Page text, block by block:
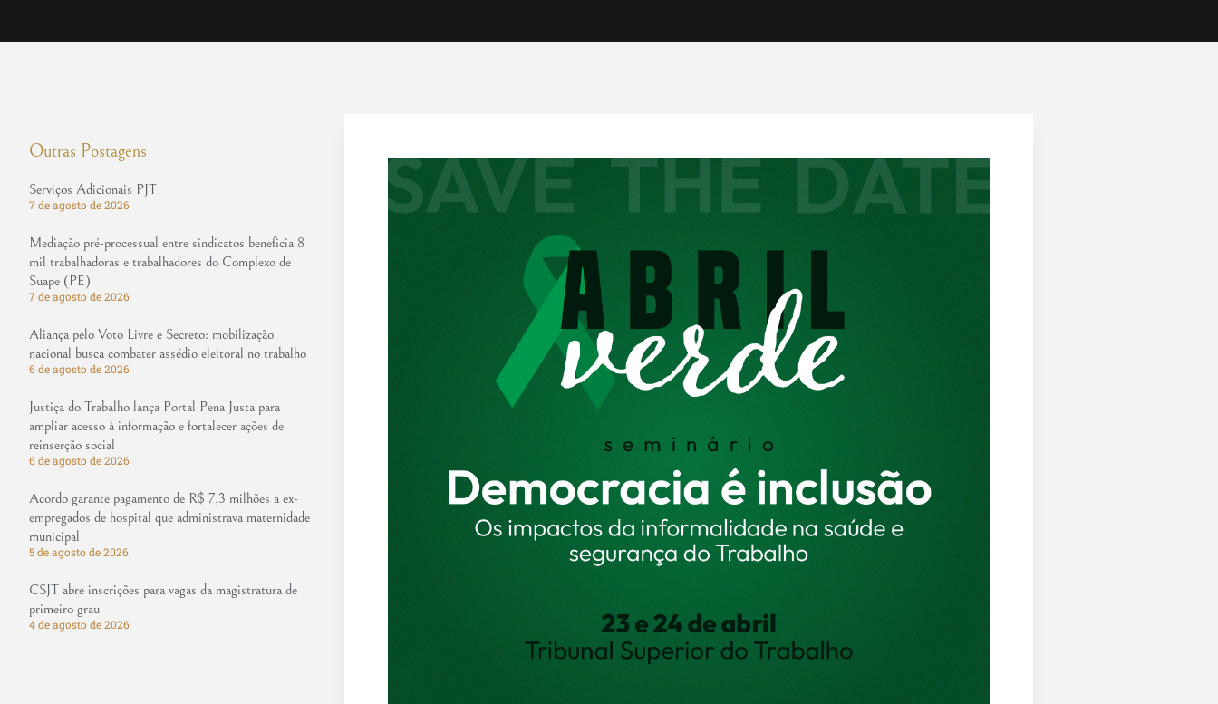
Outras Postagens
Serviços Adicionais PJT
7 de agosto de 2026
Mediação pré-processual entre sindicatos beneficia 8
mil trabalhadoras e trabalhadores do Complexo de
Suape (PE)
7 de agosto de 2026
Aliança pelo Voto Livre e Secreto: mobilização
nacional busca combater assédio eleitoral no trabalho
6 de agosto de 2026
Justiça do Trabalho lança Portal Pena Justa para
ampliar acesso à informação e fortalecer ações de
reinserção social
6 de agosto de 2026
Acordo garante pagamento de R$ 7,3 milhões a ex-
empregados de hospital que administrava maternidade
municipal
5 de agosto de 2026
CSJT abre inscrições para vagas da magistratura de
primeiro grau
4 de agosto de 2026